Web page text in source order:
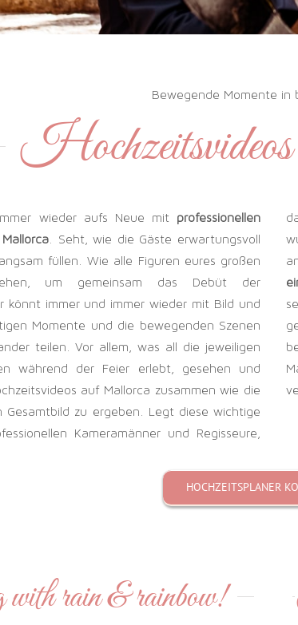
Bewegende Momente in
wieder aufs Neue mit professionellen
. Seht, wie die Gäste erwartungsvoll
füllen. Wie alle Figuren eures großen
um gemeinsam das Debüt der
könnt immer und immer wieder mit Bild und
Momente und die bewegenden Szenen
teilen. Vor allem, was all die jeweiligen
während der Feier erlebt, gesehen und
auf Mallorca zusammen wie die
Gesamtbild zu ergeben. Legt diese wichtige
Kameramänner und Regisseure,
HOCHZEITSPLANER
with rain & rainbow!